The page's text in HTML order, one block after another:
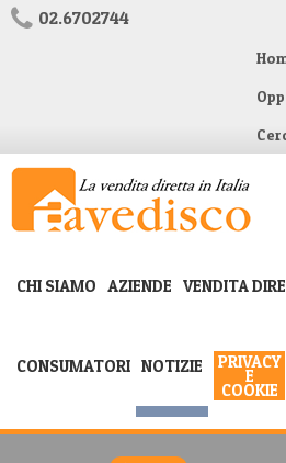
02.6702744
CHI SIAMO AZIENDE VENDITA
CONSUMATORI NOTIZIE PRIVACY
E
COOKIE